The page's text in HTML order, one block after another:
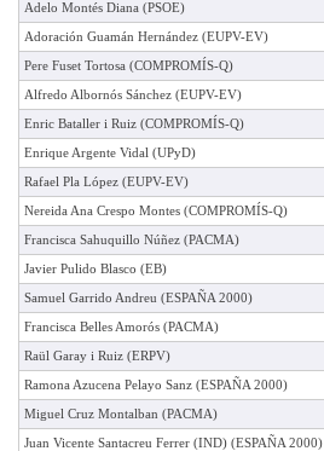
Adelo Montés Diana (PSOE)
Adoración Guamán Hernández (EUPV-EV)
Pere Fuset Tortosa (COMPROMÍS-Q)
Alfredo Albornós Sánchez (EUPV-EV)
Enric Bataller i Ruiz (COMPROMÍS-Q)
Enrique Argente Vidal (UPyD)
Rafael Pla López (EUPV-EV)
Nereida Ana Crespo Montes (COMPROMÍS-Q)
Francisca Sahuquillo Núñez (PACMA)
Javier Pulido Blasco (EB)
Samuel Garrido Andreu (ESPAÑA 2000)
Francisca Belles Amorós (PACMA)
Raül Garay i Ruiz (ERPV)
Ramona Azucena Pelayo Sanz (ESPAÑA 2000)
Miguel Cruz Montalban (PACMA)
Juan Vicente Santacreu Ferrer (IND) (ESPAÑA 2000)